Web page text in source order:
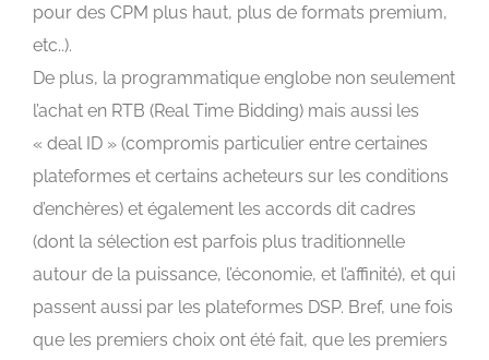
pour des CPM plus haut, plus de formats premium,
etc..).
De plus, la programmatique englobe non seulement
l’achat en RTB (Real Time Bidding) mais aussi les
« deal ID » (compromis particulier entre certaines
plateformes et certains acheteurs sur les conditions
d’enchères) et également les accords dit cadres
(dont la sélection est parfois plus traditionnelle
autour de la puissance, l’économie, et l’affinité), et qui
passent aussi par les plateformes DSP. Bref, une fois
que les premiers choix ont été fait, que les premiers